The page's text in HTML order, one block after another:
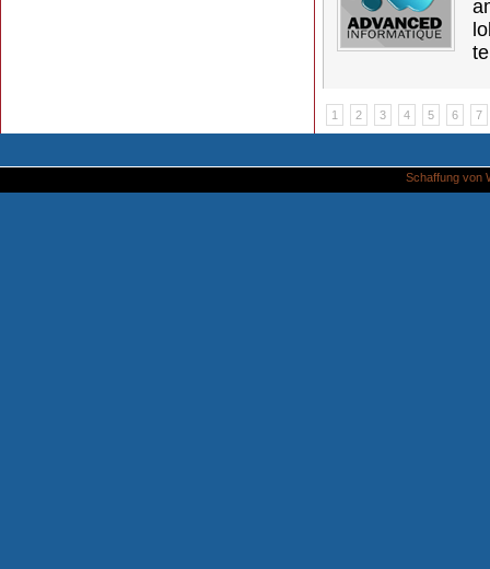
1 2 3 4 5 6 7
Schaffung von